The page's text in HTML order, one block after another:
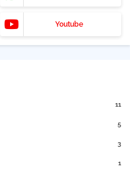
Youtube
11
5
3
1